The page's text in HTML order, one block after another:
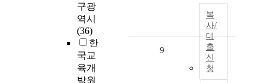
구광
역시
(36)
한
국교
육개
발원
복
사/
대
출
신
청
9